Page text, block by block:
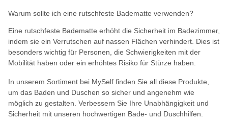
Warum sollte ich eine rutschfeste Badematte verwenden?
Eine rutschfeste Badematte erhöht die Sicherheit im Badezimmer,
indem sie ein Verrutschen auf nassen Flächen verhindert. Dies ist
besonders wichtig für Personen, die Schwierigkeiten mit der
Mobilität haben oder ein erhöhtes Risiko für Stürze haben.
In unserem Sortiment bei MySelf finden Sie all diese Produkte,
um das Baden und Duschen so sicher und angenehm wie
möglich zu gestalten. Verbessern Sie Ihre Unabhängigkeit und
Sicherheit mit unseren hochwertigen Bade- und Duschhilfen.